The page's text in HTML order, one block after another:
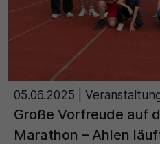
05.06.2025 |
Große Vorfreude auf
Marathon – Ahlen